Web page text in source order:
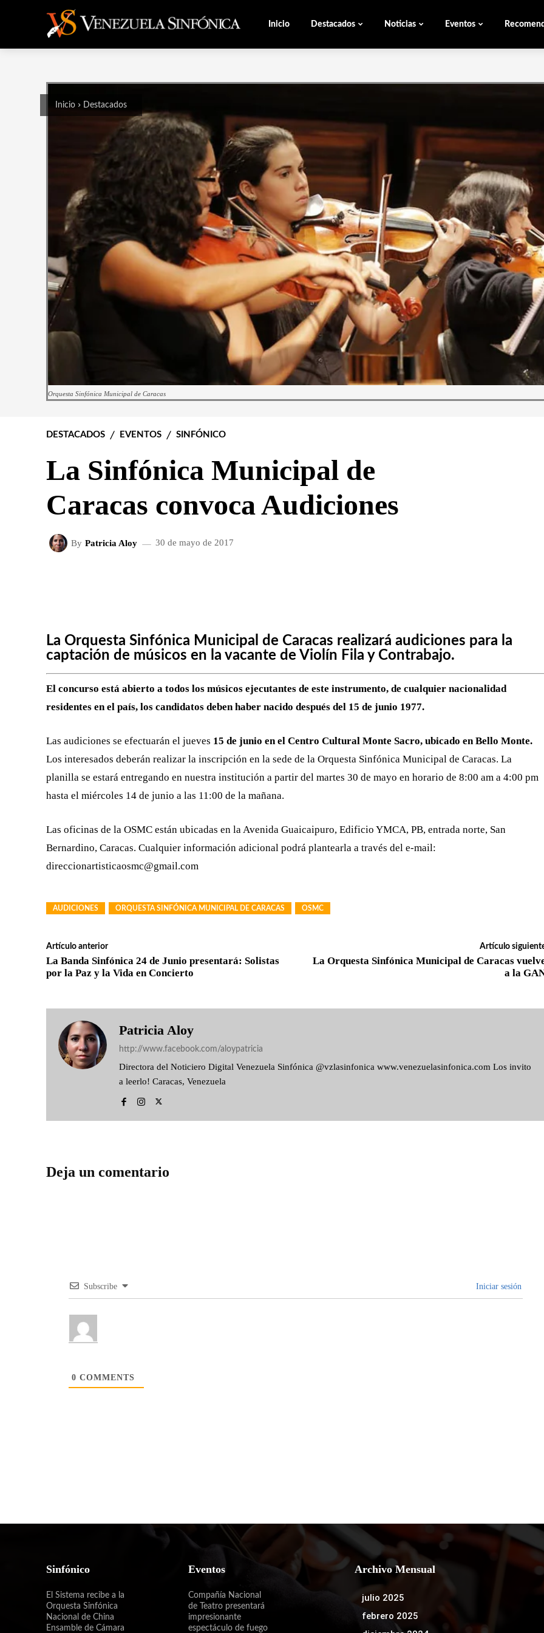
Inicio Destacados Noticias Eventos
Inicio Destacados
Orquesta Sinfónica Municipal de Caracas
DESTACADOS EVENTOS SINFÓNICO
La Sinfónica Municipal de
Caracas convoca Audiciones
By Patricia Aloy 30 de mayo de 2017
La Orquesta Sinfónica Municipal de Caracas realizará audiciones para la
captación de músicos en la vacante de Violín Fila y Contrabajo.
El concurso está abierto a todos los músicos ejecutantes de este instrumento, de cualquier nacionalidad
residentes en el país, los candidatos deben haber nacido después del 15 de junio 1977.
Las audiciones se efectuarán el jueves 15 de junio en el Centro Cultural Monte Sacro, ubicado en Bello Monte.
Los interesados deberán realizar la inscripción en la sede de la Orquesta Sinfónica Municipal de Caracas. La
planilla se estará entregando en nuestra institución a partir del martes 30 de mayo en horario de 8:00 am a 4:00 pm
hasta el miércoles 14 de junio a las 11:00 de la mañana.
Las oficinas de la OSMC están ubicadas en la Avenida Guaicaipuro, Edificio YMCA, PB, entrada norte, San
Bernardino, Caracas. Cualquier información adicional podrá plantearla a través del e-mail:
direccionartisticaosmc@gmail.com
AUDICIONES ORQUESTA SINFÓNICA MUNICIPAL DE CARACAS OSMC
Artículo anterior
La Banda Sinfónica 24 de Junio presentará: Solistas
por la Paz y la Vida en Concierto
Artículo
La Orquesta Sinfónica Municipal de Caracas
a la
Patricia Aloy
http://www.facebook.com/aloypatricia
Directora del Noticiero Digital Venezuela Sinfónica @vzlasinfonica www.venezuelasinfonica.com Los invito
a leerlo! Caracas, Venezuela
Deja un comentario
Subscribe Iniciar sesión
0 COMMENTS
Sinfónico
El Sistema recibe a la
Orquesta Sinfónica
Nacional de China
Ensamble de Cámara
Eventos
Compañía Nacional
de Teatro presentará
impresionante
espectáculo de fuego
Archivo Mensual
julio 2025
febrero 2025